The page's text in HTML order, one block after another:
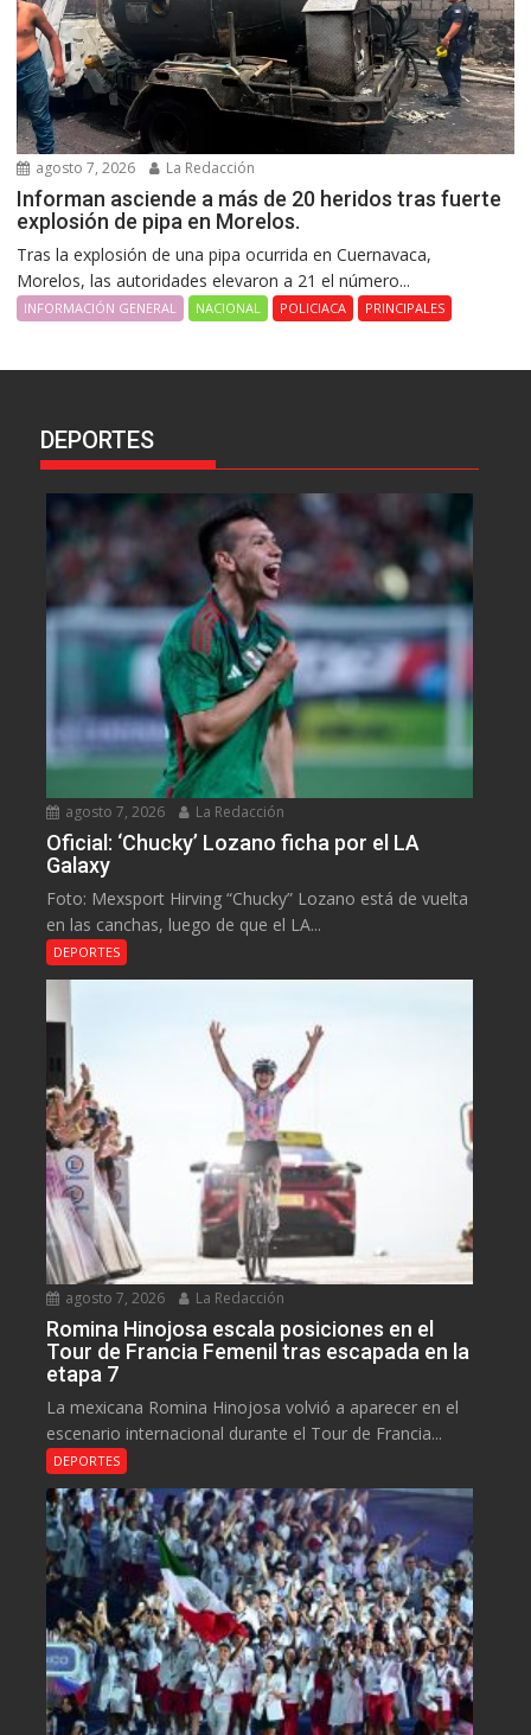
agosto 7, 2026 La Redacción
Informan asciende a más de 20 heridos tras fuerte
explosión de pipa en Morelos.
Tras la explosión de una pipa ocurrida en Cuernavaca,
Morelos, las autoridades elevaron a 21 el número...
INFORMACIÓN GENERAL NACIONAL POLICIACA PRINCIPALES
DEPORTES
agosto 7, 2026 La Redacción
Oficial: ‘Chucky’ Lozano ficha por el LA
Galaxy
Foto: Mexsport Hirving “Chucky” Lozano está de vuelta
en las canchas, luego de que el LA...
DEPORTES
agosto 7, 2026 La Redacción
Romina Hinojosa escala posiciones en el
Tour de Francia Femenil tras escapada en la
etapa 7
La mexicana Romina Hinojosa volvió a aparecer en el
escenario internacional durante el Tour de Francia...
DEPORTES